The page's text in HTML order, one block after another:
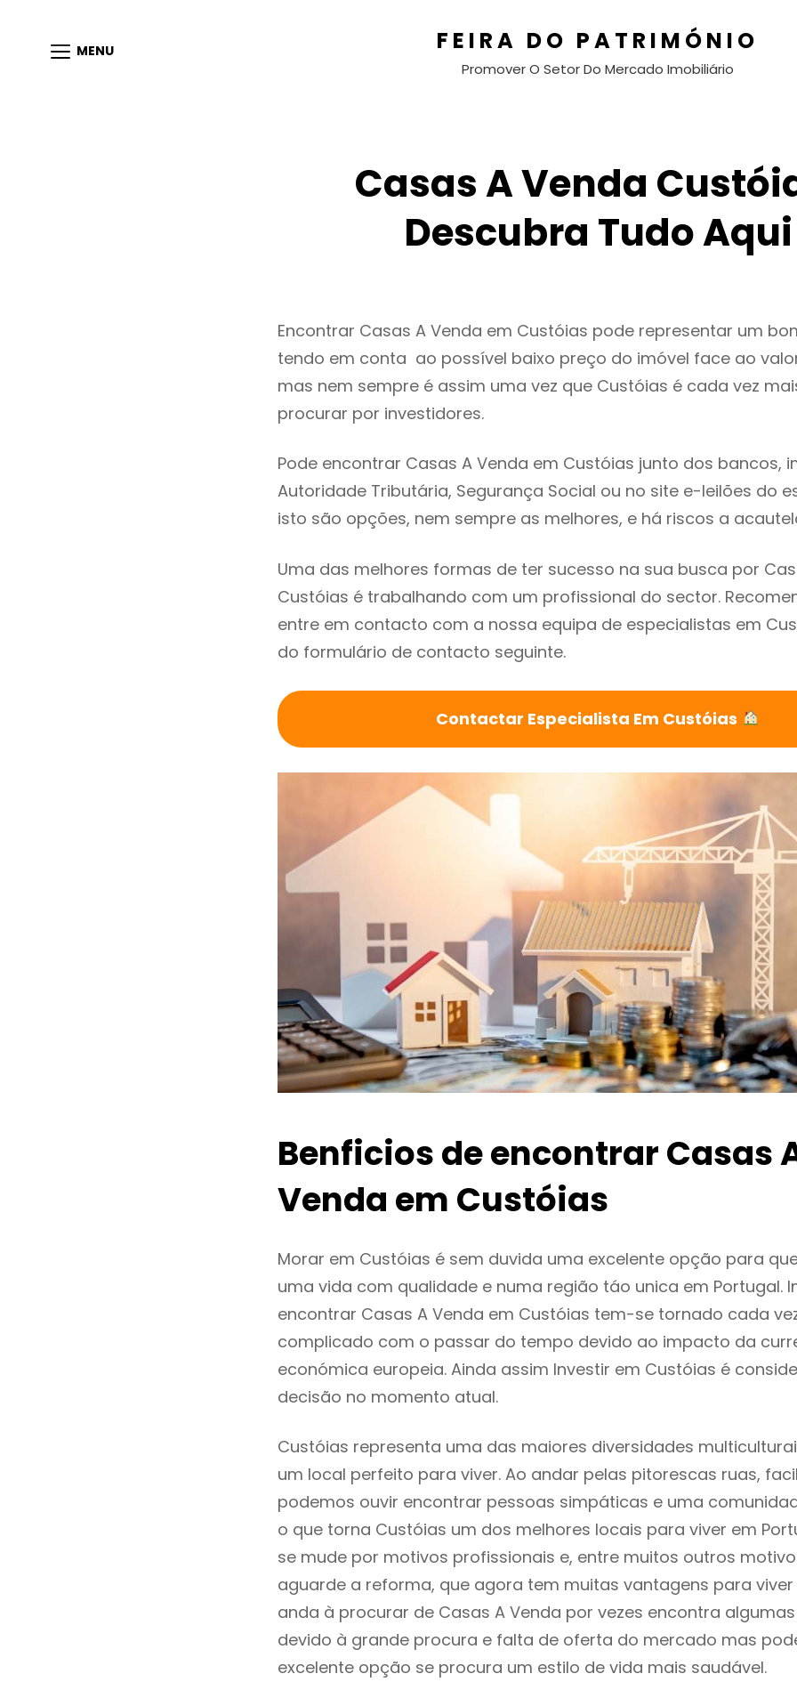
MENU FEIRA DO PATRIMÓNIO
Promover O Setor Do Mercado Imobiliário
Casas A Venda
Descubra Tudo Aqui
Encontrar Casas A Venda em Custóias pode representar um
tendo em conta ao possível baixo preço do imóvel face ao
mas nem sempre é assim uma vez que Custóias é cada vez
procurar por investidores.
Pode encontrar Casas A Venda em Custóias junto dos bancos,
Autoridade Tributária, Segurança Social ou no site e-leilões do
isto são opções, nem sempre as melhores, e há riscos a
Uma das melhores formas de ter sucesso na sua busca por
Custóias é trabalhando com um profissional do sector.
entre em contacto com a nossa equipa de especialistas em
do formulário de contacto seguinte.
Contactar Especialista Em Custóias
Benficios de encontrar Casas
Venda em Custóias
Morar em Custóias é sem duvida uma excelente opção para
uma vida com qualidade e numa região táo unica em Portugal.
encontrar Casas A Venda em Custóias tem-se tornado cada
complicado com o passar do tempo devido ao impacto da
económica europeia. Ainda assim Investir em Custóias é
decisão no momento atual.
Custóias representa uma das maiores diversidades
um local perfeito para viver. Ao andar pelas pitorescas ruas,
podemos ouvir encontrar pessoas simpáticas e uma
o que torna Custóias um dos melhores locais para viver em
se mude por motivos profissionais e, entre muitos outros
aguarde a reforma, que agora tem muitas vantagens para viver
anda à procurar de Casas A Venda por vezes encontra
devido à grande procura e falta de oferta do mercado mas
excelente opção se procura um estilo de vida mais saudável.